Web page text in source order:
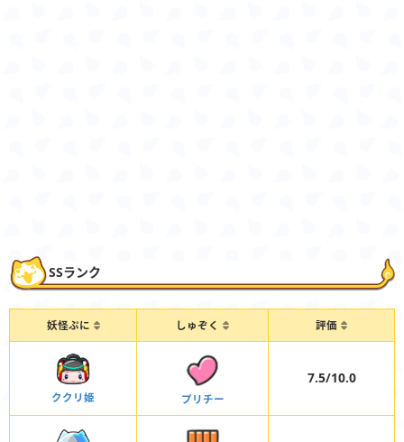
SSランク
妖怪ぷに しゅぞく 評価
ククリ姫 プリチー
7.5/10.0